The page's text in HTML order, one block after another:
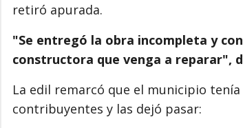
retiró apurada.
"Se entregó la obra incompleta y
constructora que venga a reparar",
La edil remarcó que el municipio
contribuyentes y las dejó pasar: